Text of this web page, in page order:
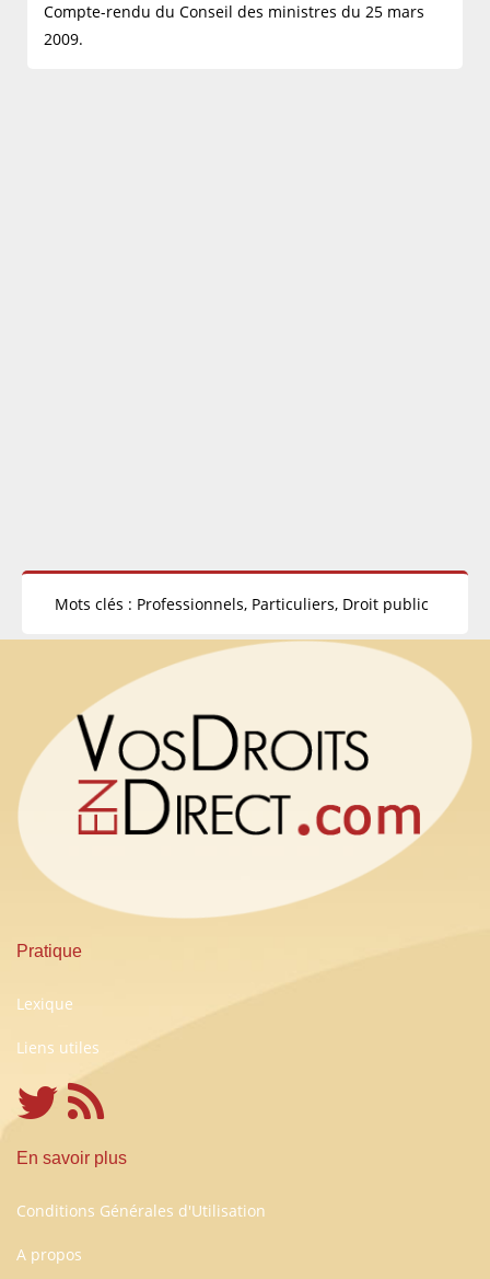
Compte-rendu du Conseil des ministres du 25 mars
2009.
Mots clés : Professionnels, Particuliers, Droit public
Pratique
Lexique
Liens utiles
En savoir plus
Conditions Générales d'Utilisation
A propos